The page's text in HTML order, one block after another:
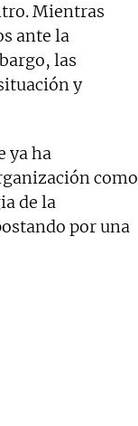
Mientras
ante la
las
y
ya ha
como
de la
por una